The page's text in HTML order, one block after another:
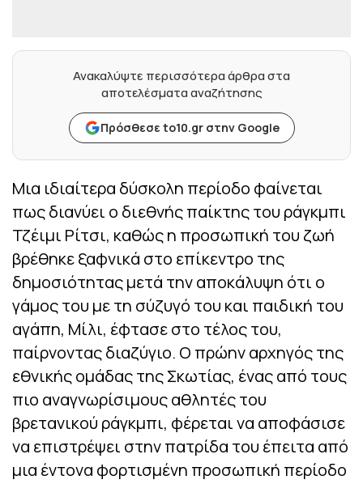
Ανακαλύψτε περισσότερα άρθρα στα
αποτελέσματα αναζήτησης
Πρόσθεσε to10.gr στην Google
Μια ιδιαίτερα δύσκολη περίοδο φαίνεται
πως διανύει ο διεθνής παίκτης του ράγκμπι
Τζέιμι Ρίτσι, καθώς η προσωπική του ζωή
βρέθηκε ξαφνικά στο επίκεντρο της
δημοσιότητας μετά την αποκάλυψη ότι ο
γάμος του με τη σύζυγό του και παιδική του
αγάπη, Μίλι, έφτασε στο τέλος του,
παίρνοντας διαζύγιο. Ο πρώην αρχηγός της
εθνικής ομάδας της Σκωτίας, ένας από τους
πιο αναγνωρίσιμους αθλητές του
βρετανικού ράγκμπι, φέρεται να αποφάσισε
να επιστρέψει στην πατρίδα του έπειτα από
μια έντονα φορτισμένη προσωπική περίοδο